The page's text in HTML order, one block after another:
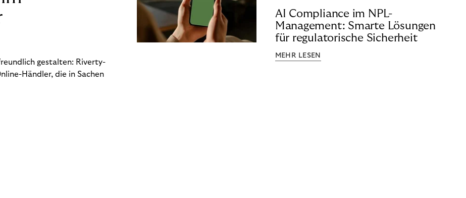
gestalten: Riverty-
Händler, die in Sachen
AI Compliance im NPL-
Management: Smarte Lösungen
für regulatorische Sicherheit
MEHR LESEN